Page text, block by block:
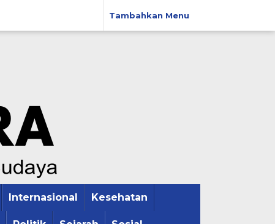
Tambahkan Menu
Internasional Kesehatan